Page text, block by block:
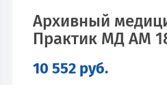
Архивный
Практик МД АМ
10 552 руб.